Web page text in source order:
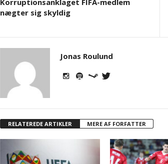
Korruptionsanklaget FIFA-medlem
nægter sig skyldig
Jonas Roulund
RELATEREDE ARTIKLER MERE AF FORFATTER